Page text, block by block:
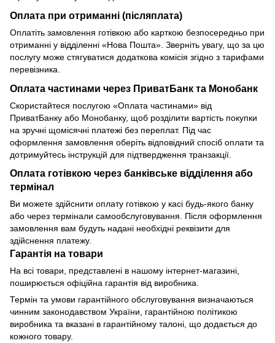
Оплата при отриманні (післяплата)
Оплатіть замовлення готівкою або карткою безпосередньо при
отриманні у відділенні «Нова Пошта». Зверніть увагу, що за цю
послугу може стягуватися додаткова комісія згідно з тарифами
перевізника.
Оплата частинами через ПриватБанк та Монобанк
Скористайтеся послугою «Оплата частинами» від
ПриватБанку або Монобанку, щоб розділити вартість покупки
на зручні щомісячні платежі без переплат. Під час
оформлення замовлення оберіть відповідний спосіб оплати та
дотримуйтесь інструкцій для підтвердження транзакції.
Оплата готівкою через банківське відділення або
термінал
Ви можете здійснити оплату готівкою у касі будь-якого банку
або через термінали самообслуговування. Після оформлення
замовлення вам будуть надані необхідні реквізити для
здійснення платежу.
Гарантія на товари
На всі товари, представлені в нашому інтернет-магазині,
поширюється офіційна гарантія від виробника.
Термін та умови гарантійного обслуговування визначаються
чинним законодавством України, гарантійною політикою
виробника та вказані в гарантійному талоні, що додається до
кожного товару.